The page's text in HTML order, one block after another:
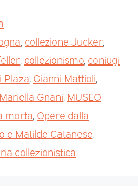
collezione Jucker
collezionismo coniugi
Plaza Gianni Mattioli
Mariella Gnani MUSEO
morta Opere dalla
e Matilde Catanese
collezionistica